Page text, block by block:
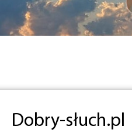
Dobry-słuch.pl